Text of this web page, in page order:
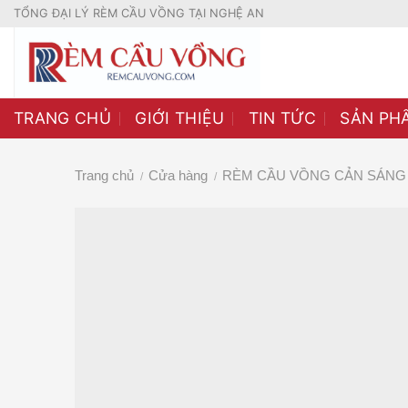
Skip
content
TỔNG ĐẠI LÝ RÈM CẦU VỒNG TẠI NGHỆ AN
TRANG CHỦ GIỚI THIỆU TIN TỨC SẢN
Trang chủ / Cửa hàng / RÈM CẦU VỒNG CẢN